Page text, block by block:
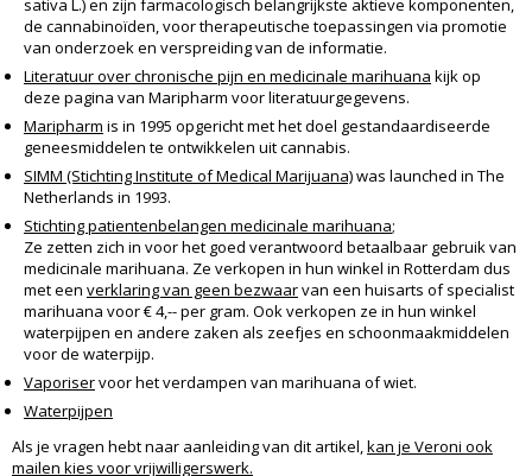
sativa L.) en zijn farmacologisch belangrijkste aktieve komponenten,
de cannabinoïden, voor therapeutische toepassingen via promotie
van onderzoek en verspreiding van de informatie.
Literatuur over chronische pijn en medicinale marihuana kijk op
deze pagina van Maripharm voor literatuurgegevens.
Maripharm is in 1995 opgericht met het doel gestandaardiseerde
geneesmiddelen te ontwikkelen uit cannabis.
SIMM (Stichting Institute of Medical Marijuana)was launched in The
Netherlands in 1993.
Stichting patientenbelangen medicinale marihuana;
Ze zetten zich in voor het goed verantwoord betaalbaar gebruik van
medicinale marihuana. Ze verkopen in hun winkel in Rotterdam dus
met een verklaring van geen bezwaarvan een huisarts of specialist
marihuana voor € 4,-- per gram. Ook verkopen ze in hun winkel
waterpijpen en andere zaken als zeefjes en schoonmaakmiddelen
voor de waterpijp.
Vaporiservoor het verdampen van marihuana of wiet.
Waterpijpen
Als je vragen hebt naar aanleiding van dit artikel,kan je Veroni ook
mailen kies voor vrijwilligerswerk.